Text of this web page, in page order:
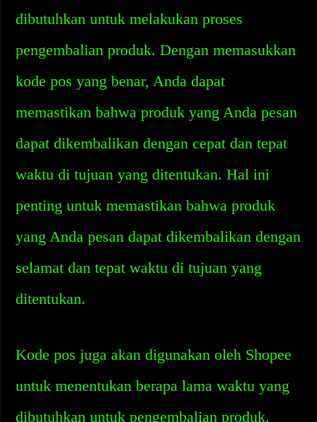
dibutuhkan untuk melakukan proses
pengembalian produk. Dengan memasukkan
kode pos yang benar, Anda dapat
memastikan bahwa produk yang Anda pesan
dapat dikembalikan dengan cepat dan tepat
waktu di tujuan yang ditentukan. Hal ini
penting untuk memastikan bahwa produk
yang Anda pesan dapat dikembalikan dengan
selamat dan tepat waktu di tujuan yang
ditentukan.
Kode pos juga akan digunakan oleh Shopee
untuk menentukan berapa lama waktu yang
dibutuhkan untuk pengembalian produk.